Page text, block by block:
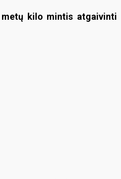
kilo mintis atgaivinti